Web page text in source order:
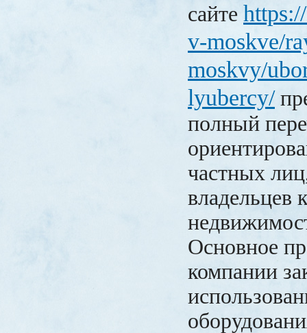
сайте
v-moskve/
moskvy/
lyubercy/
полный
частных
владельцев
Основное
компании